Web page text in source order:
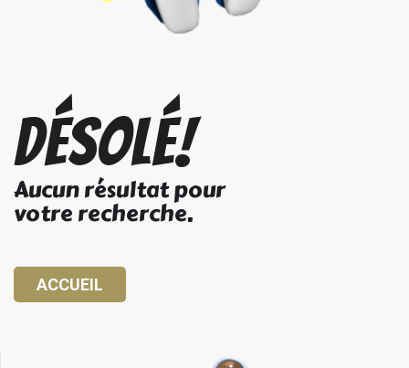
Désolé!
Aucun résultat pour
votre recherche.
ACCUEIL